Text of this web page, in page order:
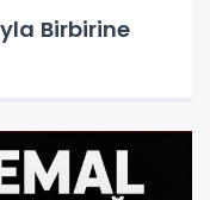
Birbirine